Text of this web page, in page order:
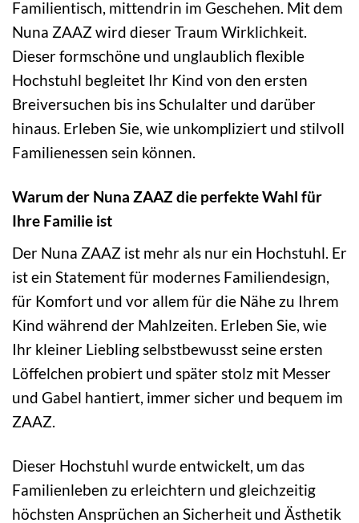
Familientisch, mittendrin im Geschehen. Mit dem
Nuna ZAAZ wird dieser Traum Wirklichkeit.
Dieser formschöne und unglaublich flexible
Hochstuhl begleitet Ihr Kind von den ersten
Breiversuchen bis ins Schulalter und darüber
hinaus. Erleben Sie, wie unkompliziert und stilvoll
Familienessen sein können.
Warum der Nuna ZAAZ die perfekte Wahl für
Ihre Familie ist
Der Nuna ZAAZ ist mehr als nur ein Hochstuhl. Er
ist ein Statement für modernes Familiendesign,
für Komfort und vor allem für die Nähe zu Ihrem
Kind während der Mahlzeiten. Erleben Sie, wie
Ihr kleiner Liebling selbstbewusst seine ersten
Löffelchen probiert und später stolz mit Messer
und Gabel hantiert, immer sicher und bequem im
ZAAZ.
Dieser Hochstuhl wurde entwickelt, um das
Familienleben zu erleichtern und gleichzeitig
höchsten Ansprüchen an Sicherheit und Ästhetik